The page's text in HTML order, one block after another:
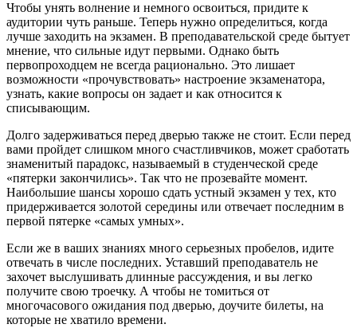
Чтобы унять волнение и немного освоиться, придите к
аудитории чуть раньше. Теперь нужно определиться, когда
лучше заходить на экзамен. В преподавательской среде бытует
мнение, что сильные идут первыми. Однако быть
первопроходцем не всегда рационально. Это лишает
возможности «прочувствовать» настроение экзаменатора,
узнать, какие вопросы он задает и как относится к
списывающим.
Долго задерживаться перед дверью также не стоит. Если перед
вами пройдет слишком много счастливчиков, может сработать
знаменитый парадокс, называемый в студенческой среде
«пятерки закончились». Так что не прозевайте момент.
Наибольшие шансы хорошо сдать устный экзамен у тех, кто
придерживается золотой середины или отвечает последним в
первой пятерке «самых умных».
Если же в ваших знаниях много серьезных пробелов, идите
отвечать в числе последних. Уставший преподаватель не
захочет выслушивать длинные рассуждения, и вы легко
получите свою троечку. А чтобы не томиться от
многочасового ожидания под дверью, доучите билеты, на
которые не хватило времени.